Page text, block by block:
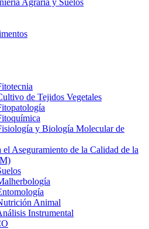
Agraria y Suelos
de Tejidos Vegetales
y Biología Molecular de
Aseguramiento de la Calidad de la
Animal
Instrumental